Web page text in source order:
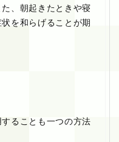
、朝起きたときや寝
を和らげることが期
ることも一つの方法